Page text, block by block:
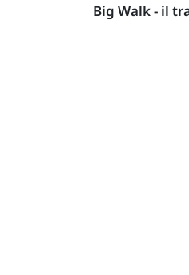
Big Walk - il